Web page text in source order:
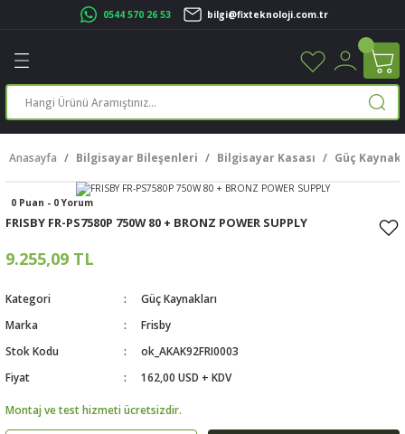
0544 570 26 53 bilgi@fixteknoloji.com.tr
Geri Dön
Geri Dön
Geri Dön
Yazıcı
Geri Dön
Geri Dön
Geri Dön
Geri Dön
Geri Dön
Anasayfa Bilgisayar Bileşenleri Bilgisayar Kasası Güç
0 Puan - 0 Yorum
FRISBY FR-PS7580P 750W 80 + BRONZ POWER SUPPLY
9.255,09 TL
Kategori
Güç Kaynakları
Marka
Frisby
Stok Kodu
ok_AKAK92FRI0003
Fiyat
162,00 USD + KDV
Montaj ve test hizmeti ücretsizdir.